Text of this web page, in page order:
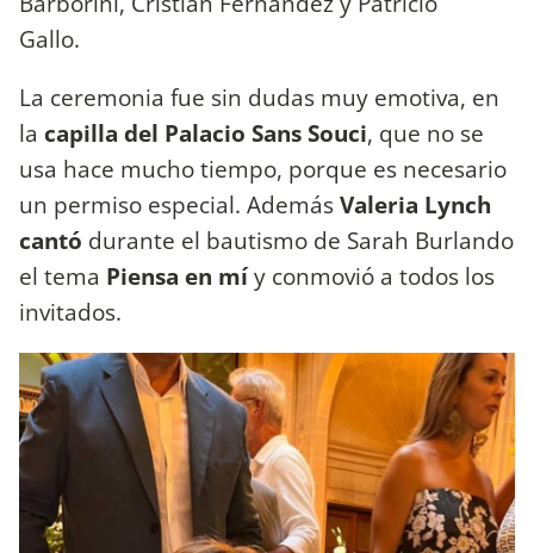
Gallo.
La ceremonia fue sin dudas muy emotiva, en
la capilla del Palacio Sans Souci, que no se
usa hace mucho tiempo, porque es necesario
un permiso especial. AdemásValeria Lynch
cantó durante el bautismo de Sarah Burlando
el tema Piensa en míy conmovió a todos los
invitados.